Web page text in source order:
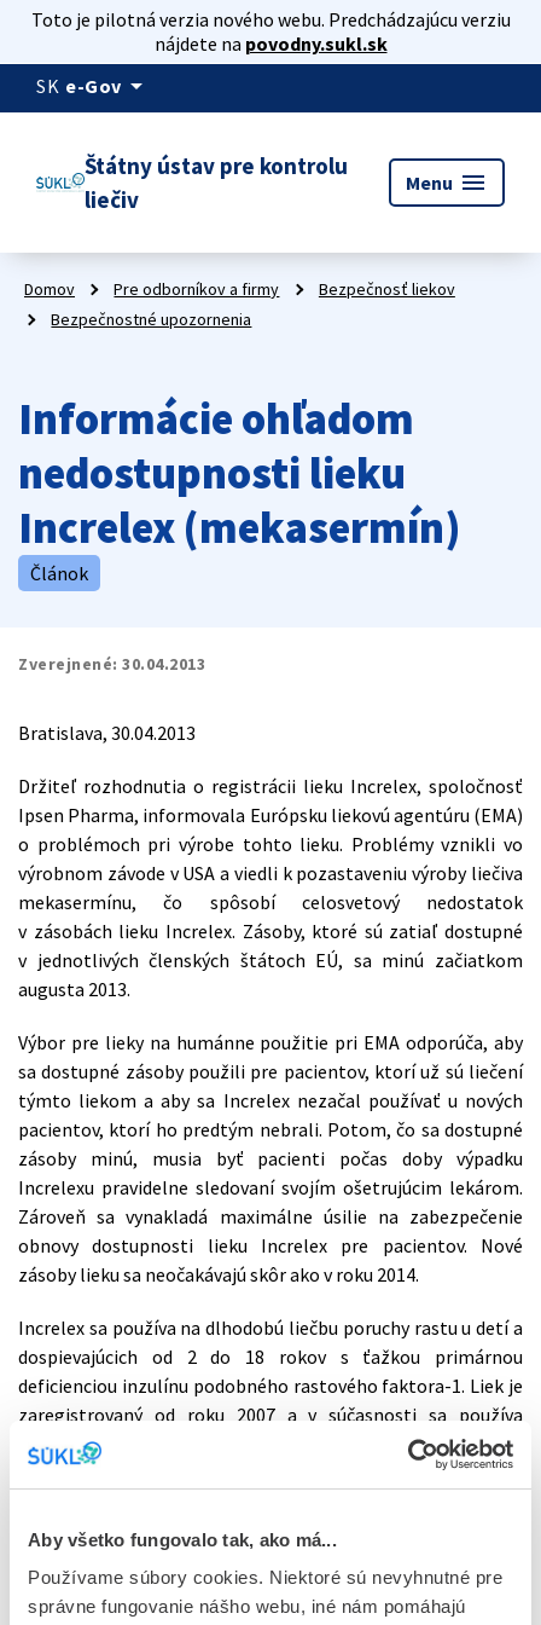
Aby všetko fungovalo tak, ako má...
Používame súbory cookies. Niektoré sú nevyhnutné pre
správne fungovanie nášho webu, iné nám pomáhajú
Toto je pilotná verzia nového webu. Predchádzajúcu verziu
nájdete na povodny.sukl.sk
SK e-Gov arrow_drop_down
Štátny ústav pre kontrolu
liečiv
Menu menu
Domov Pre odborníkov a firmy
Bezpečnosť liekov
Bezpečnostné upozornenia
Informácie ohľadom
nedostupnosti lieku
Increlex (mekasermín)
Článok
Zverejnené: 30.04.2013
Bratislava, 30.04.2013
Držiteľ rozhodnutia o registrácii lieku Increlex, spoločnosť
Ipsen Pharma, informovala Európsku liekovú agentúru (EMA)
o problémoch pri výrobe tohto lieku. Problémy vznikli vo
výrobnom závode v USA a viedli k pozastaveniu výroby liečiva
mekasermínu, čo spôsobí celosvetový nedostatok
v zásobách lieku Increlex. Zásoby, ktoré sú zatiaľ dostupné
v jednotlivých členských štátoch EÚ, sa minú začiatkom
augusta 2013.
Výbor pre lieky na humánne použitie pri EMA odporúča, aby
sa dostupné zásoby použili pre pacientov, ktorí už sú liečení
týmto liekom a aby sa Increlex nezačal používať u nových
pacientov, ktorí ho predtým nebrali. Potom, čo sa dostupné
zásoby minú, musia byť pacienti počas doby výpadku
Increlexu pravidelne sledovaní svojím ošetrujúcim lekárom.
Zároveň sa vynakladá maximálne úsilie na zabezpečenie
obnovy dostupnosti lieku Increlex pre pacientov. Nové
zásoby lieku sa neočakávajú skôr ako v roku 2014.
Increlex sa používa na dlhodobú liečbu poruchy rastu u detí a
dospievajúcich od 2 do 18 rokov s ťažkou primárnou
deficienciou inzulínu podobného rastového faktora-1. Liek je
zaregistrovaný od roku 2007 a v súčasnosti sa používa
v Rakúsku, Belgicku, Českej republike, Dánsku, Fínsku,
Francúzsku, Nemecku, Grécku, Írsku, Lotyšsku, Litve,
v Švédsku, Španielsku, vo Veľkej Británii a v Nórsku. Na
kusov balení, v roku 2012 ich bolo 17.